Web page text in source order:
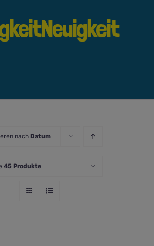
nach Datum
45 Produkte